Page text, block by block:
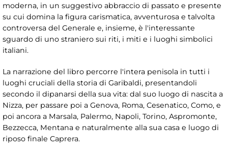
moderna, in un suggestivo abbraccio di passato e presente
su cui domina la figura carismatica, avventurosa e talvolta
controversa del Generale e, insieme, è l'interessante
sguardo di uno straniero sui riti, i miti e i luoghi simbolici
italiani.
La narrazione del libro percorre l'intera penisola in tutti i
luoghi cruciali della storia di Garibaldi, presentandoli
secondo il dipanarsi della sua vita: dal suo luogo di nascita a
Nizza, per passare poi a Genova, Roma, Cesenatico, Como, e
poi ancora a Marsala, Palermo, Napoli, Torino, Aspromonte,
Bezzecca, Mentana e naturalmente alla sua casa e luogo di
riposo finale Caprera.